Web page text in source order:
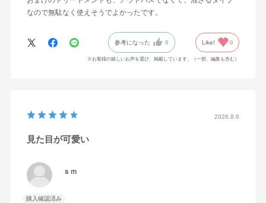
なので無駄なく使えそうでよかったです。
参考になった 0 Like! 0
※お客様の嬉しいお声を選び、掲載しています。（一部、編集も含む）
2026.8.6
見た目が可愛い
ｓｍ
購入確認済み